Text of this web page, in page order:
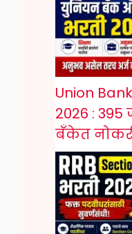
Union
2026 :
बँकेत